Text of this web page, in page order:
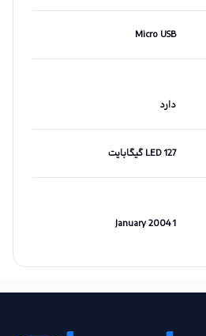
Micro USB
دارد
LED 127 گیگابایت
1 January 2004